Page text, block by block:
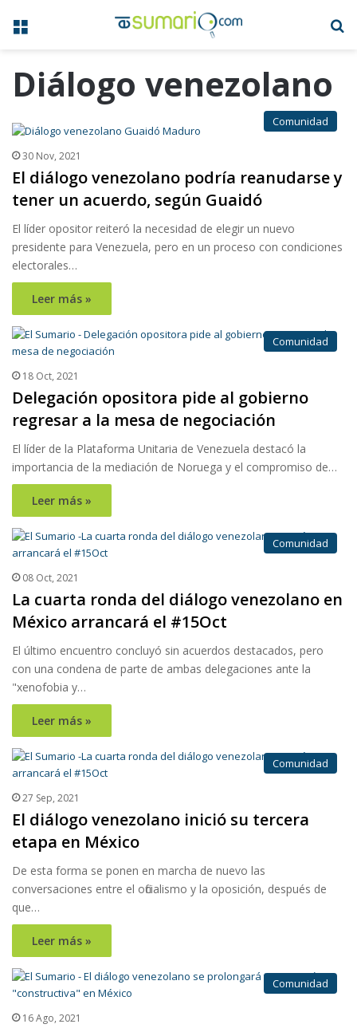
Menú
Diálogo venezolano
Comunidad
30 Nov, 2021
El diálogo venezolano podría reanudarse y
tener un acuerdo, según Guaidó
El líder opositor reiteró la necesidad de elegir un nuevo
presidente para Venezuela, pero en un proceso con condiciones
electorales…
Leer más »
Comunidad
18 Oct, 2021
Delegación opositora pide al gobierno
regresar a la mesa de negociación
El líder de la Plataforma Unitaria de Venezuela destacó la
importancia de la mediación de Noruega y el compromiso de…
Leer más »
Comunidad
08 Oct, 2021
La cuarta ronda del diálogo venezolano en
México arrancará el #15Oct
El último encuentro concluyó sin acuerdos destacados, pero
con una condena de parte de ambas delegaciones ante la
"xenofobia y…
Leer más »
Comunidad
27 Sep, 2021
El diálogo venezolano inició su tercera
etapa en México
De esta forma se ponen en marcha de nuevo las
conversaciones entre el oficialismo y la oposición, después de
que…
Leer más »
Comunidad
16 Ago, 2021